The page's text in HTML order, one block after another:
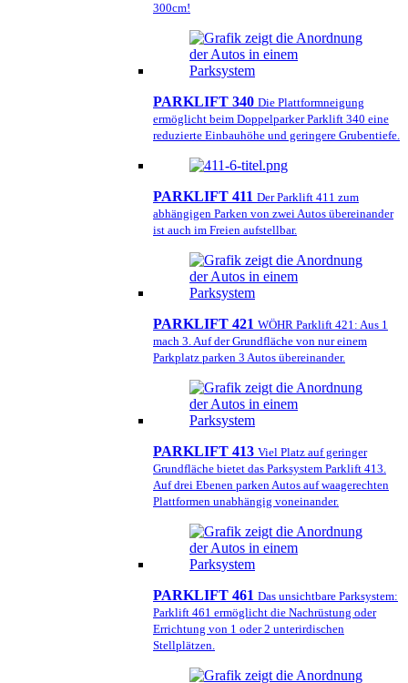
300cm!
PARKLIFT 340 Die Plattformneigung
ermöglicht beim Doppelparker Parklift 340 eine
reduzierte Einbauhöhe und geringere Grubentiefe.
PARKLIFT 411 Der Parklift 411 zum
abhängigen Parken von zwei Autos übereinander
ist auch im Freien aufstellbar.
PARKLIFT 421 WÖHR Parklift 421: Aus 1
mach 3. Auf der Grundfläche von nur einem
Parkplatz parken 3 Autos übereinander.
PARKLIFT 413 Viel Platz auf geringer
Grundfläche bietet das Parksystem Parklift 413.
Auf drei Ebenen parken Autos auf waagerechten
Plattformen unabhängig voneinander.
PARKLIFT 461 Das unsichtbare Parksystem:
Parklift 461 ermöglicht die Nachrüstung oder
Errichtung von 1 oder 2 unterirdischen
Stellplätzen.